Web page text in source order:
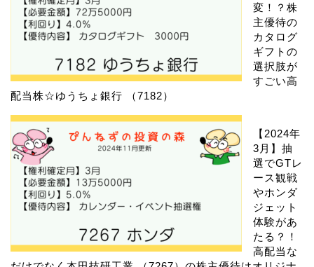
変！？株
主優待の
カタログ
ギフトの
選択肢が
すごい高
配当株☆ゆうちょ銀行 （7182）
【2024年
3月】抽
選でGTレ
ース観戦
やホンダ
ジェット
体験があ
たる？！
高配当な